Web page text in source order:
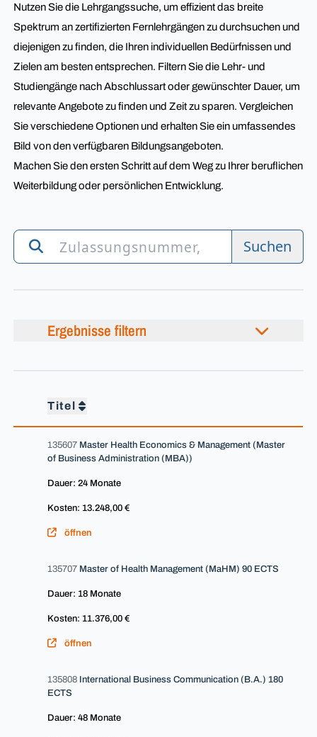
Nutzen Sie die Lehrgangssuche, um effizient das breite
Spektrum an zertifizierten Fernlehrgängen zu durchsuchen und
diejenigen zu finden, die Ihren individuellen Bedürfnissen und
Zielen am besten entsprechen. Filtern Sie die Lehr- und
Studiengänge nach Abschlussart oder gewünschter Dauer, um
relevante Angebote zu finden und Zeit zu sparen. Vergleichen
Sie verschiedene Optionen und erhalten Sie ein umfassendes
Bild von den verfügbaren Bildungsangeboten.
Machen Sie den ersten Schritt auf dem Weg zu Ihrer beruflichen
Weiterbildung oder persönlichen Entwicklung.
Suchen
Ergebnisse filtern
Titel
135607 Master Health Economics & Management (Master
of Business Administration (MBA))
Dauer: 24 Monate
Kosten: 13.248,00 €
öffnen
135707 Master of Health Management (MaHM) 90 ECTS
Dauer: 18 Monate
Kosten: 11.376,00 €
öffnen
135808 International Business Communication (B.A.) 180
ECTS
Dauer: 48 Monate